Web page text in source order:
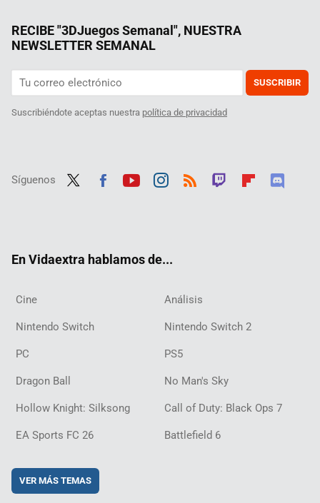
RECIBE "3DJuegos Semanal", NUESTRA
NEWSLETTER SEMANAL
SUSCRIBIR
Suscribiéndote aceptas nuestra política de privacidad
Síguenos
En Vidaextra hablamos de...
Cine Análisis
Nintendo Switch Nintendo Switch 2
PC PS5
Dragon Ball No Man's Sky
Hollow Knight: Silksong Call of Duty: Black Ops 7
EA Sports FC 26 Battlefield 6
VER MÁS TEMAS